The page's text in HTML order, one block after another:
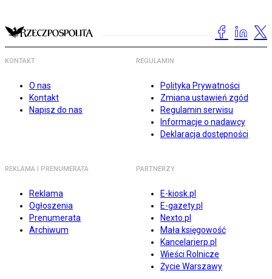
KONTAKT
O nas
Kontakt
Napisz do nas
REGULAMIN
Polityka Prywatności
Zmiana ustawień zgód
Regulamin serwisu
Informacje o nadawcy
Deklaracja dostępności
REKLAMA I PRENUMERATA
Reklama
Ogłoszenia
Prenumerata
Archiwum
PARTNERZY
E-kiosk.pl
E-gazety.pl
Nexto.pl
Mała księgowość
Kancelarierp.pl
Wieści Rolnicze
Życie Warszawy